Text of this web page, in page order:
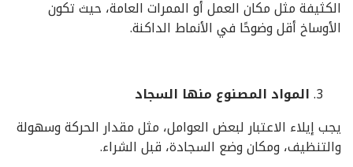
الكثيفة مثل مكان العمل أو الممرات العامة، حيث تكون
الأوساخ أقل وضوحًا في الأنماط الداكنة.
المواد المصنوع منها السجاد
يجب إيلاء الاعتبار لبعض العوامل، مثل مقدار الحركة وسهولة
والتنظيف، ومكان وضع السجادة، قبل الشراء.